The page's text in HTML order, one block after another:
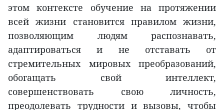
этом контексте обучение на протяжении
всей жизни становится правилом жизни,
позволяющим людям распознавать,
адаптироваться и не отставать от
стремительных мировых преобразований,
обогащать свой интеллект,
совершенствовать свою личность,
преодолевать трудности и вызовы, чтобы